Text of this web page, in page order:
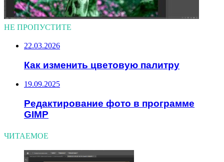
НЕ ПРОПУСТИТЕ
22.03.2026
Как изменить цветовую палитру
19.09.2025
Редактирование фото в программе
GIMP
ЧИТАЕМОЕ